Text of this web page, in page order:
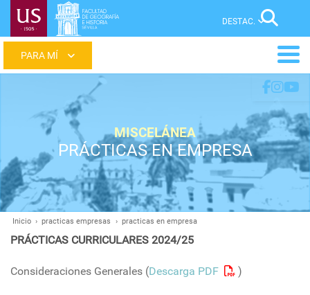
Pasar
menu
MISCELÁNEA
PRÁCTICAS EN EMPRESA
Ruta
de
navegación
Inicio practicas empresas practicas en empresa
PRÁCTICAS CURRICULARES 2024/25
Consideraciones Generales (Descarga PDF )